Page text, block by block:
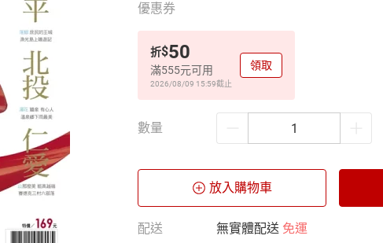
優惠券
折$50
滿555元可用
2026/08/09 15:59截止
領取
數量
放入購物車
配送 無實體配送 免運